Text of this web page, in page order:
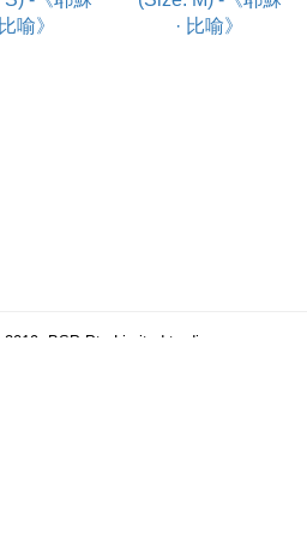
喻》
· 比喻》
BSP Pty Limited trading as